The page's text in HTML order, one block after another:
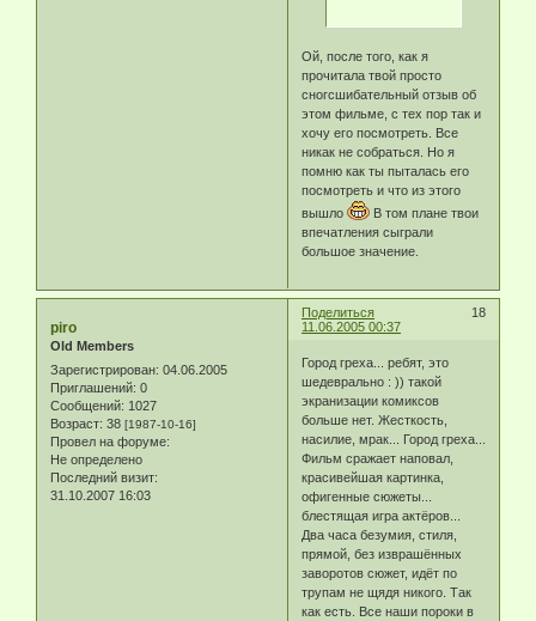
Ой, после того, как я
прочитала твой просто
сногсшибательный отзыв об
этом фильме, с тех пор так и
хочу его посмотреть. Все
никак не собраться. Но я
помню как ты пыталась его
посмотреть и что из этого
вышло
В том плане твои
впечатления сыграли
большое значение.
Поделиться
18
11.06.2005 00:37
piro
Old Members
Зарегистрирован: 04.06.2005
Приглашений: 0
Сообщений: 1027
Возраст: 38 [1987-10-16]
Провел на форуме:
Не определено
Последний визит:
31.10.2007 16:03
Город греха... ребят, это
шедеврально : )) такой
экранизации комиксов
больше нет. Жесткость,
насилие, мрак... Город греха...
Фильм сражает наповал,
красивейшая картинка,
офигенные сюжеты...
блестящая игра актёров...
Два часа безумия, стиля,
прямой, без изврашённых
заворотов сюжет, идёт по
трупам не щядя никого. Так
как есть. Все наши пороки в